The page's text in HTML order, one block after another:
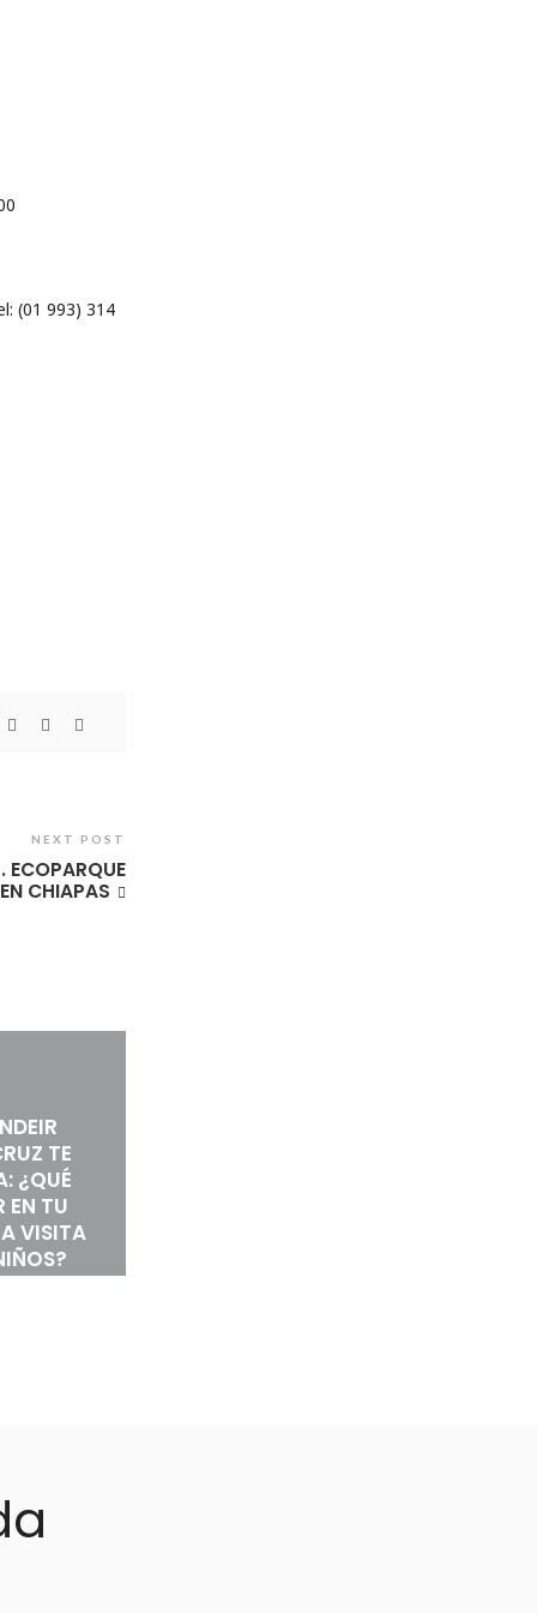
(01 993) 314
NEXT POST
ECOPARQUE
CHIAPAS
TE
¿QUÉ
EN TU
VISITA